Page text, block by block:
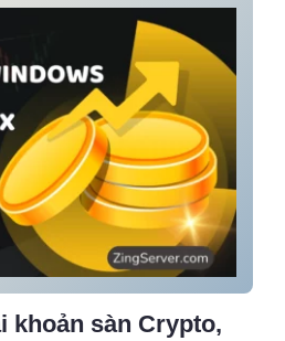
khoản sàn Crypto,